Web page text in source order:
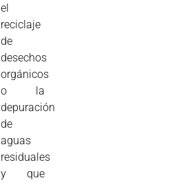
el
reciclaje
de
desechos
orgánicos
o la
depuración
de
aguas
residuales
y que